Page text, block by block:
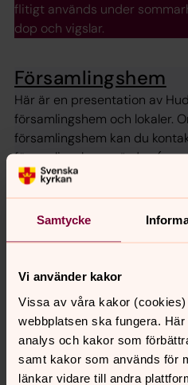
Samtycke
Vi använder kakor
Vissa av våra kakor
webbplatsen ska fungera.
analys och kakor som
samt kakor som används för
länkar vidare till andra
flitigt används under
dop och vigslar.
Församlingshem
Här är en presentation av
församlingshem och lokaler.
församlingshem kan du
församlingshemsvärden (se
församlingsexpeditionen.
Synpunkter eller
Dela